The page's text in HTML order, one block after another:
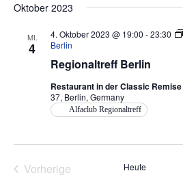
Oktober 2023
MI.
4
Regionaltreff Berlin
4. Oktober 2023 @ 19:00 -23:30
Berlin
Restaurant in der Classic Remise
37, Berlin, Germany
Alfaclub Regionaltreff
Vorherige
Heute